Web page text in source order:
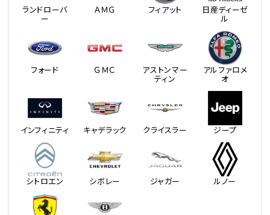
ランドローバ
ー
ＡＭＧ フィアット 日産ディーゼ
ル
フォード ＧＭＣ アストンマー
ティン
アルファロメ
オ
インフィニティ キャデラック クライスラー ジープ
シトロエン シボレー ジャガー ルノー